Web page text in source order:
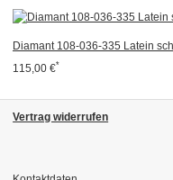
Diamant 108-036-335 Latein
115,00 €*
Vertrag widerrufen